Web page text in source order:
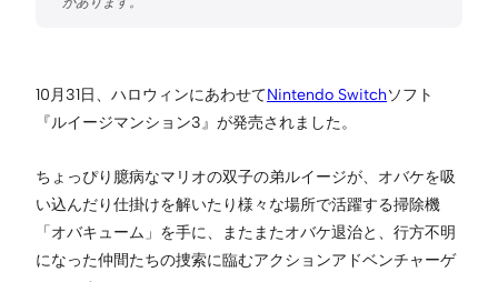
10月31日、ハロウィンにあわせてNintendo Switchソフト
『ルイージマンション3』が発売されました。
ちょっぴり臆病なマリオの双子の弟ルイージが、オバケを吸
い込んだり仕掛けを解いたり様々な場所で活躍する掃除機
「オバキューム」を手に、またまたオバケ退治と、行方不明
になった仲間たちの捜索に臨むアクションアドベンチャーゲ